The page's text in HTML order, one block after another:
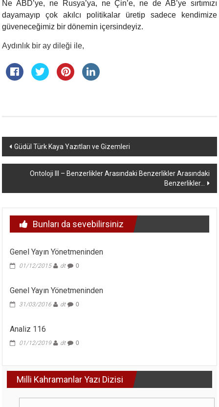
Ne ABD’ye, ne Rusya’ya, ne Çin’e, ne de AB’ye sırtımızı
dayamayıp çok akılcı politikalar üretip sadece kendimize
güveneceğimiz bir dönemin içersindeyiz.
Aydınlık bir ay dileği ile,
Yazı
dolaşımı
Güdül Türk Kaya Yazıtları ve Gizemleri
Ontoloji III – Benzerlikler Arasındaki Benzerlikler Arasındaki
Benzerlikler…
Bunları da sevebilirsiniz
Genel Yayın Yönetmeninden
01/12/2015 dt 0
Genel Yayın Yönetmeninden
31/03/2016 dt 0
Analiz 116
01/12/2019 dt 0
Milli Kahramanlar Yazı Dizisi